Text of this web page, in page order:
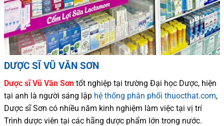
DƯỢC SĨ VŨ VĂN SƠN
Dược sĩVũ Văn Sơn tốt nghiệp tại trường Đại học Dược, hiện
tại anh là người sáng lập hệ thống phân phối thuocthat.com,
Dược sĩSơn có nhiều năm kinh nghiệm làm việc tại vị trí
Trình dược viên tại các hãng dược phẩm lớn trong nước.